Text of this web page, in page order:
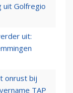
uit Golfregio
uit:
onrust bij
TAP